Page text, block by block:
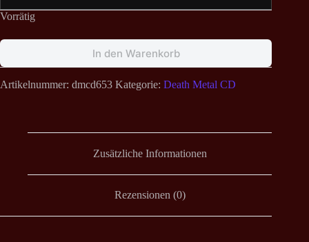
Vorrätig
In den Warenkorb
Artikelnummer: dmcd653 Kategorie: Death Metal CD
Zusätzliche Informationen
Rezensionen (0)